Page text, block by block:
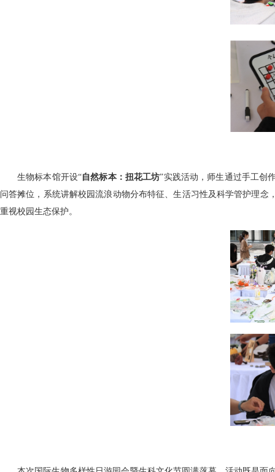
生物标本馆开设“自然标本：扭花工坊”实践活动，师生通过手工创
问答摊位，系统讲解校园流浪动物分布特征、生活习性及科学管护理
重视校园生态保护。